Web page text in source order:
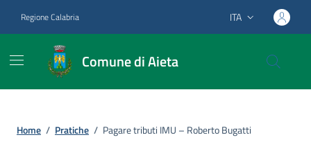
Regione Calabria Lingua attiva:
ITA
Comune di Aieta
Home / Pratiche / Pagare tributi IMU – Roberto Bugatti